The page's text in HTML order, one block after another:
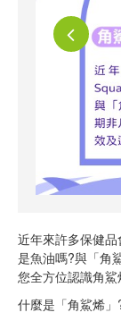
近年來許多保健
是魚油嗎?與「角
您全方位認識角
什麼是「角鯊烯」